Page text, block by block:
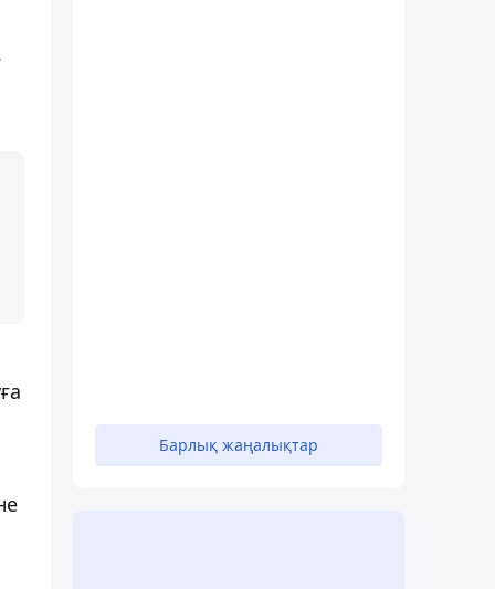
Барлық жаңалықтар